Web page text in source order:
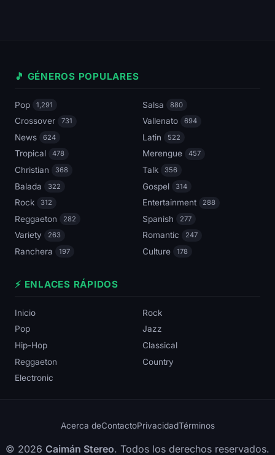
🎵 GÉNEROS POPULARES
Pop 1,291 Salsa 880
Crossover 731 Vallenato 694
News 624 Latin 522
Tropical 478 Merengue 457
Christian 368 Talk 356
Balada 322 Gospel 314
Rock 312 Entertainment 288
Reggaeton 282 Spanish 277
Variety 263 Romantic 247
Ranchera 197 Culture 178
⚡ ENLACES RÁPIDOS
Inicio
Rock
Pop
Jazz
Hip-Hop
Classical
Reggaeton
Country
Electronic
Acerca deContactoPrivacidadTérminos
© 2026 Caimán Stereo. Todos los derechos reservados.